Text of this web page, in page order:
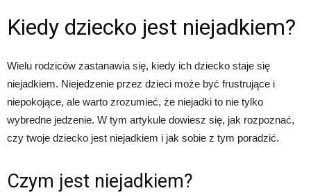
Kiedy dziecko jest niejadkiem?
Wielu rodziców zastanawia się, kiedy ich dziecko staje się
niejadkiem. Niejedzenie przez dzieci może być frustrujące i
niepokojące, ale warto zrozumieć, że niejadki to nie tylko
wybredne jedzenie. W tym artykule dowiesz się, jak rozpoznać,
czy twoje dziecko jest niejadkiem i jak sobie z tym poradzić.
Czym jest niejadkiem?